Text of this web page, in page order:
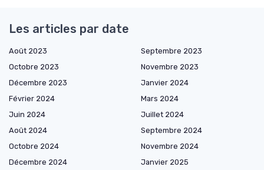
Les articles par date
Août 2023
Septembre 2023
Octobre 2023
Novembre 2023
Décembre 2023
Janvier 2024
Février 2024
Mars 2024
Juin 2024
Juillet 2024
Août 2024
Septembre 2024
Octobre 2024
Novembre 2024
Décembre 2024
Janvier 2025